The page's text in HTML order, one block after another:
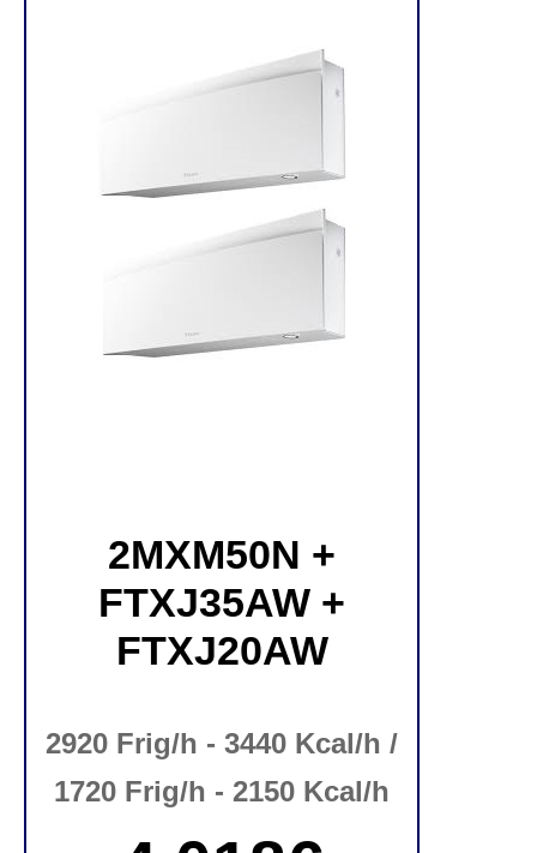
2MXM50N +
FTXJ35AW +
FTXJ20AW
2920 Frig/h - 3440 Kcal/h /
1720 Frig/h - 2150 Kcal/h